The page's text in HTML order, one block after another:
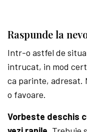
Raspunde la
Intr-o astfel de
intrucat, in mod
ca parinte, adresat.
o favoare.
Vorbeste deschis